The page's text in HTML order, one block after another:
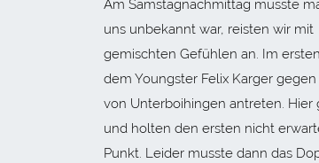
Am Samstagnachmittag musste
uns unbekannt war, reisten wir mit
gemischten Gefühlen an. Im
dem Youngster Felix Karger gegen
von Unterboihingen antreten. Hier
und holten den ersten nicht
Punkt. Leider musste dann das